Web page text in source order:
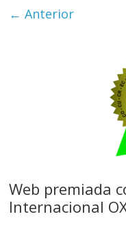
← Anterior
Web premiada
Internacional